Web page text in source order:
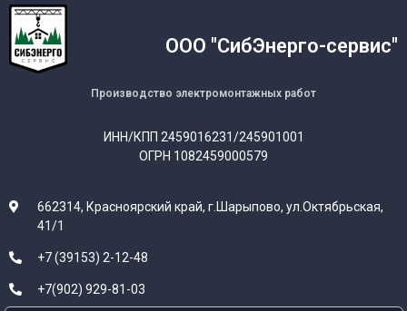
ООО "СибЭнерго-сервис"
Производство электромонтажных работ
ИНН/КПП 2459016231/245901001
ОГРН 1082459000579
662314, Красноярский край, г.Шарыпово, ул.Октябрьская,
41/1
+7 (39153) 2-12-48
+7(902) 929-81-03